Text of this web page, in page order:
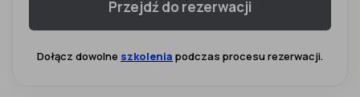
Przejdź do rezerwacji
Dołącz dowolne szkolenia podczas procesu rezerwacji.